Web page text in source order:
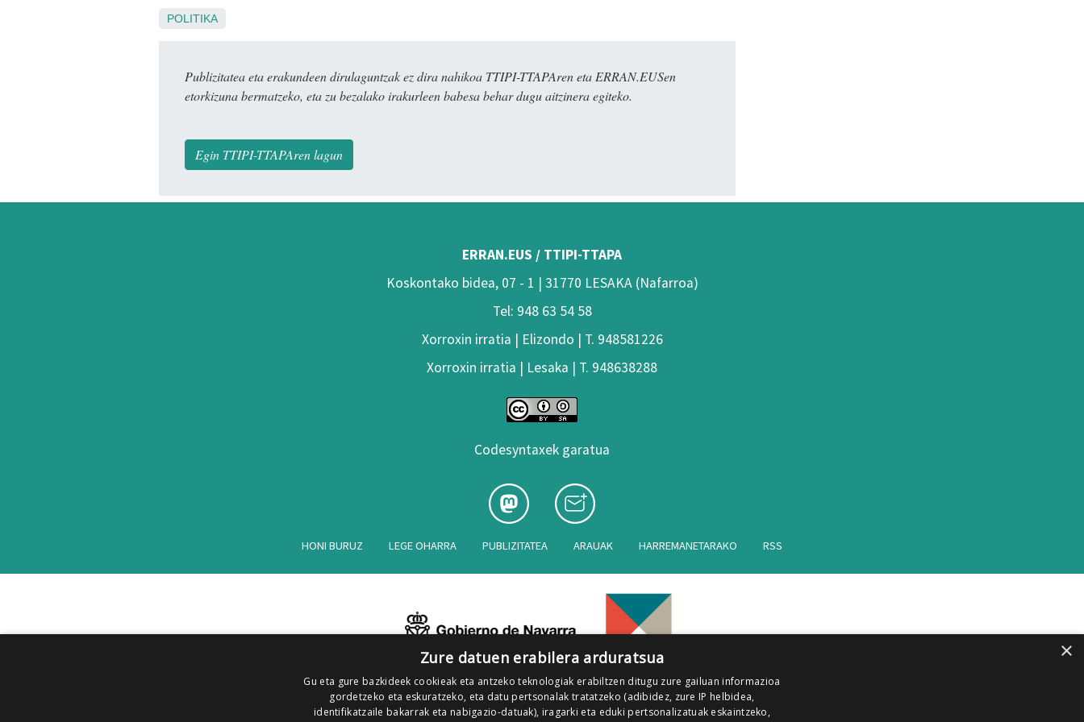
POLITIKA
Publizitatea eta erakundeen dirulaguntzak ez dira nahikoa TTIPI-TTAPAren eta ERRAN.EUSen
etorkizuna bermatzeko, eta zu bezalako irakurleen babesa behar dugu aitzinera egiteko.
Egin TTIPI-TTAPAren lagun
ERRAN.EUS / TTIPI-TTAPA
Koskontako bidea, 07 - 1 | 31770 LESAKA (Nafarroa)
Tel: 948 63 54 58
Xorroxin irratia | Elizondo | T. 948581226
Xorroxin irratia | Lesaka | T. 948638288
Codesyntaxek garatua
HONI BURUZ LEGE OHARRA PUBLIZITATEA ARAUAK HARREMANETARAKO RSS
×
Zure datuen erabilera arduratsua
Gu eta gure bazkideek cookieak eta antzeko teknologiak erabiltzen ditugu zure gailuan informazioa
gordetzeko eta eskuratzeko, eta datu pertsonalak tratatzeko (adibidez, zure IP helbidea,
identifikatzaile bakarrak eta nabigazio-datuak), iragarki eta eduki pertsonalizatuak eskaintzeko,